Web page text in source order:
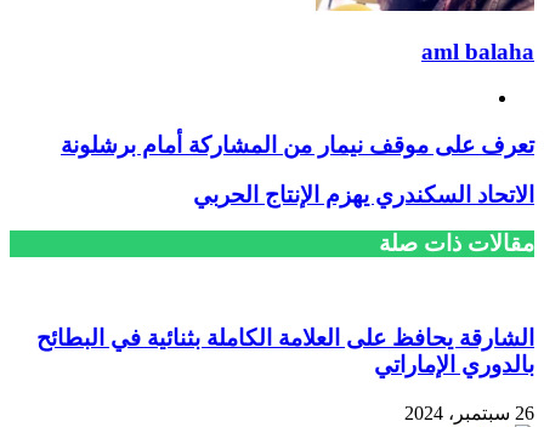
aml balaha
تعرف على موقف نيمار من المشاركة أمام برشلونة
الاتحاد السكندري يهزم الإنتاج الحربي
مقالات ذات صلة
الشارقة يحافظ على العلامة الكاملة بثنائية في البطائح
بالدوري الإماراتي
26 سبتمبر، 2024